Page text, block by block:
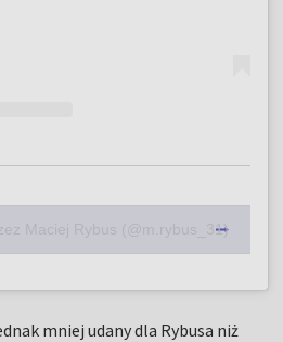
Maciej Rybus (@m.rybus_31)
mniej udany dla Rybusa niż